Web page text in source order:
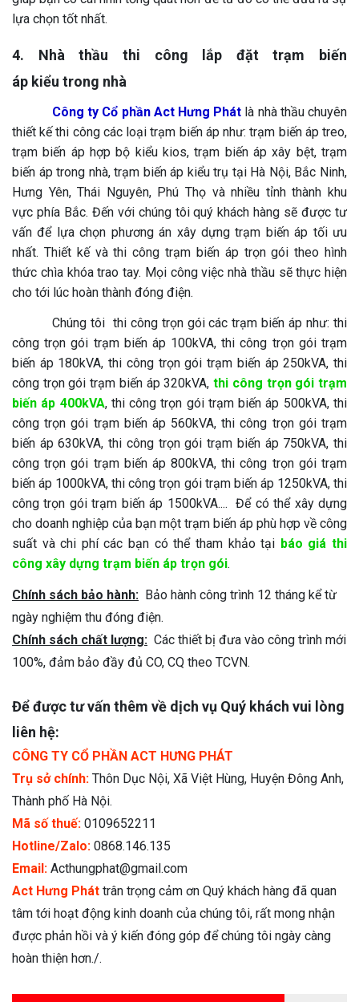
lựa chọn tốt nhất.
4. Nhà thầu thi công lắp đặt trạm biến
áp kiểu trong nhà
Công ty Cổ phần Act Hưng Phát là nhà thầu chuyên
thiết kế thi công các loại trạm biến áp như: trạm biến áp treo,
trạm biến áp hợp bộ kiểu kios, trạm biến áp xây bệt, trạm
biến áp trong nhà, trạm biến áp kiểu trụ tại Hà Nội, Bắc Ninh,
Hưng Yên, Thái Nguyên, Phú Thọ và nhiều tỉnh thành khu
vực phía Bắc. Đến với chúng tôi quý khách hàng sẽ được tư
vấn để lựa chọn phương án xây dựng trạm biến áp tối ưu
nhất. Thiết kế và thi công trạm biến áp trọn gói theo hình
thức chìa khóa trao tay. Mọi công việc nhà thầu sẽ thực hiện
cho tới lúc hoàn thành đóng điện.
Chúng tôi thi công trọn gói các trạm biến áp như: thi
công trọn gói trạm biến áp 100kVA, thi công trọn gói trạm
biến áp 180kVA, thi công trọn gói trạm biến áp 250kVA, thi
công trọn gói trạm biến áp 320kVA,thi công trọn gói trạm
biến áp 400kVA, thi công trọn gói trạm biến áp 500kVA, thi
công trọn gói trạm biến áp 560kVA, thi công trọn gói trạm
biến áp 630kVA, thi công trọn gói trạm biến áp 750kVA, thi
công trọn gói trạm biến áp 800kVA, thi công trọn gói trạm
biến áp 1000kVA, thi công trọn gói trạm biến áp 1250kVA, thi
công trọn gói trạm biến áp 1500kVA.... Để có thể xây dựng
cho doanh nghiệp của bạn một trạm biến áp phù hợp về công
suất và chi phí các bạn có thể tham khảo tại báo giá thi
công xây dựng trạm biến áp trọn gói.
Chính sách bảo hành: Bảo hành công trình 12 tháng kể từ
ngày nghiệm thu đóng điện.
Chính sách chất lượng: Các thiết bị đưa vào công trình mới
100%, đảm bảo đầy đủ CO, CQ theo TCVN.
Để được tư vấn thêm về dịch vụ Quý khách vui lòng
liên hệ:
CÔNG TY CỔ PHẦN ACT HƯNG PHÁT
Trụ sở chính: Thôn Dục Nội, Xã Việt Hùng, Huyện Đông Anh,
Thành phố Hà Nội.
Mã số thuế: 0109652211
Hotline/Zalo: 0868.146.135
Email: Acthungphat@gmail.com
Act Hưng Phát trân trọng cảm ơn Quý khách hàng đã quan
tâm tới hoạt động kinh doanh của chúng tôi, rất mong nhận
được phản hồi và ý kiến đóng góp để chúng tôi ngày càng
hoàn thiện hơn./.